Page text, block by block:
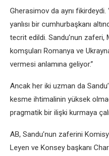
Gherasimov da aynı
yanlısı bir cumhurbaşkanı
tecrit edildi. Sandu’nun zaferi,
komşuları Romanya ve
vermesi anlamına geliyor.”
Ancak her iki uzman da
kesme ihtimalinin yüksek
pragmatik bir ilişki kurmaya
AB, Sandu’nun zaferini
Leyen ve Konsey başkanı